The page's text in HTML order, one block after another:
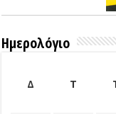
Ημερολόγιο
Δ
Τ